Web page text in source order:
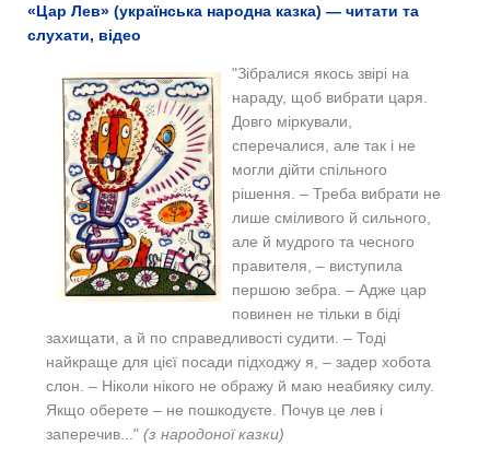
«Цар Лев» (українська народна казка) — читати та
слухати, відео
"Зібралися якось звірі на
нараду, щоб вибрати царя.
Довго міркували,
сперечалися, але так і не
могли дійти спільного
рішення. – Треба вибрати не
лише сміливого й сильного,
але й мудрого та чесного
правителя, – виступила
першою зебра. – Адже цар
повинен не тільки в біді
захищати, а й по справедливості судити. – Тоді
найкраще для цієї посади підходжу я, – задер хобота
слон. – Ніколи нікого не ображу й маю неабияку силу.
Якщо оберете – не пошкодуєте. Почув це лев і
заперечив..." (з народоної казки)